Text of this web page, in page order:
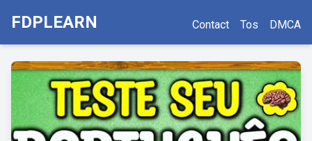
FDPLEARN Contact Tos DMCA